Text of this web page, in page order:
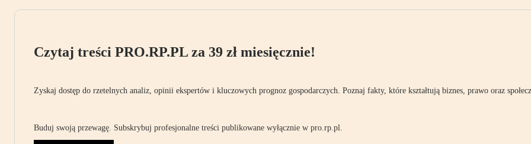
Czytaj treści PRO.RP.PL za 39 zł miesięcznie!
Zyskaj dostęp do rzetelnych analiz, opinii ekspertów i kluczowych prognoz gospodarczych. Poznaj fakty, które kształtują biznes, prawo oraz
Buduj swoją przewagę. Subskrybuj profesjonalne treści publikowane wyłącznie w pro.rp.pl.